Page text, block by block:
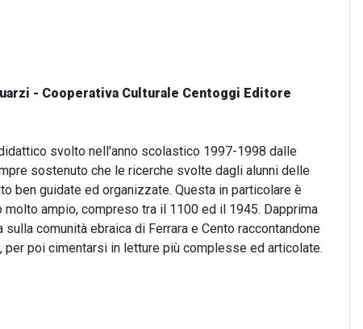
- Cooperativa Culturale Centoggi Editore
svolto nell'anno scolastico 1997-1998 dalle
sostenuto che le ricerche svolte dagli alunni delle
ben guidate ed organizzate. Questa in particolare è
ampio, compreso tra il 1100 ed il 1945. Dapprima
comunità ebraica di Ferrara e Cento raccontandone
poi cimentarsi in letture più complesse ed articolate.